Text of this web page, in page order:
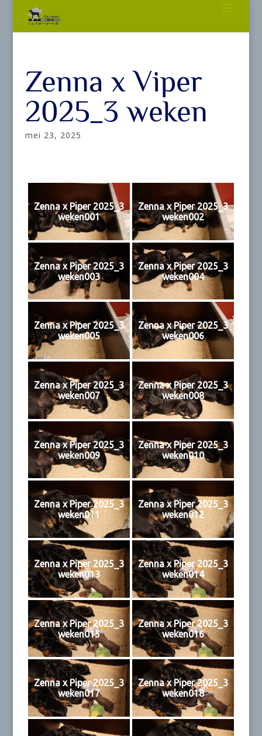
Zenna x Viper
2025_3 weken
mei 23, 2025
Zenna x Piper 2025_3
weken001
Zenna x Piper 2025_3
weken002
Zenna x Piper 2025_3
weken003
Zenna x Piper 2025_3
weken004
Zenna x Piper 2025_3
weken005
Zenna x Piper 2025_3
weken006
Zenna x Piper 2025_3
weken007
Zenna x Piper 2025_3
weken008
Zenna x Piper 2025_3
weken009
Zenna x Piper 2025_3
weken010
Zenna x Piper 2025_3
weken011
Zenna x Piper 2025_3
weken012
Zenna x Piper 2025_3
weken013
Zenna x Piper 2025_3
weken014
Zenna x Piper 2025_3
weken015
Zenna x Piper 2025_3
weken016
Zenna x Piper 2025_3
weken017
Zenna x Piper 2025_3
weken018